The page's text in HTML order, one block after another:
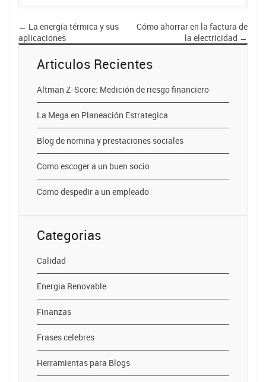
← La energía térmica y sus
aplicaciones
Cómo ahorrar en la factura de
la electricidad →
Articulos Recientes
Altman Z-Score: Medición de riesgo financiero
La Mega en Planeación Estrategica
Blog de nomina y prestaciones sociales
Como escoger a un buen socio
Como despedir a un empleado
Categorias
Calidad
Energia Renovable
Finanzas
Frases celebres
Herramientas para Blogs